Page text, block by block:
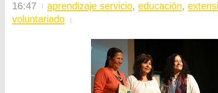
16:47 aprendizaje servicio, educación,
voluntariado